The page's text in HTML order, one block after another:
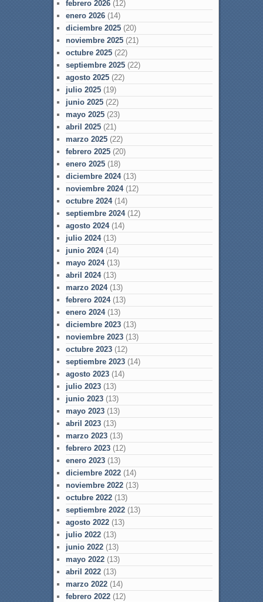
febrero 2026(12)
enero 2026(14)
diciembre 2025(20)
noviembre 2025(21)
octubre 2025(22)
septiembre 2025(22)
agosto 2025(22)
julio 2025(19)
junio 2025(22)
mayo 2025(23)
abril 2025(21)
marzo 2025(22)
febrero 2025(20)
enero 2025(18)
diciembre 2024(13)
noviembre 2024(12)
octubre 2024(14)
septiembre 2024(12)
agosto 2024(14)
julio 2024(13)
junio 2024(14)
mayo 2024(13)
abril 2024(13)
marzo 2024(13)
febrero 2024(13)
enero 2024(13)
diciembre 2023(13)
noviembre 2023(13)
octubre 2023(12)
septiembre 2023(14)
agosto 2023(14)
julio 2023(13)
junio 2023(13)
mayo 2023(13)
abril 2023(13)
marzo 2023(13)
febrero 2023(12)
enero 2023(13)
diciembre 2022(14)
noviembre 2022(13)
octubre 2022(13)
septiembre 2022(13)
agosto 2022(13)
julio 2022(13)
junio 2022(13)
mayo 2022(13)
abril 2022(13)
marzo 2022(14)
febrero 2022(12)